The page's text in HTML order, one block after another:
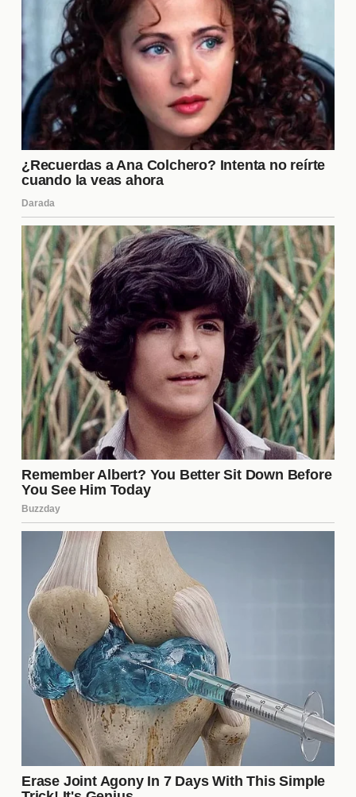
independientemente de su etapa de vida.
¿Cómo se manejan las
emociones en una relación
abierta?
Manejar lasemocionesen una relación abierta
puede ser un desafío, pero es fundamental para el
honesta es clave; las parejas deben sentirse
cómodas expresando sus sentimientos, ya sean de
alegría, celos o inseguridad. Practicar la empatía y
el apoyo mutuo también es esencial, así como
establecer espacios seguros para discutir cualquier
inquietud que surja. Con el tiempo, muchos
encuentran que estas experiencias fortalecen su
conexión.
¿Es necesario tener reglas en
una relación abierta?
Sí, tenerreglas
es fundamental en una relación
abierta. Estas reglas ayudan a establecer límites
claros y a definir lo que es aceptable para cada
persona. Sin reglas, es fácil que surjan
malentendidos y conflictos. Las reglas pueden
incluir aspectos como el tipo de relaciones externas
permitidas, la frecuencia de encuentros y la forma
de comunicarse sobre estas interacciones. Revisar
y ajustar estas reglas con regularidad también es
recomendable para adaptarse a las necesidades
cambiantes de la pareja.
¿Las relaciones abiertas pueden
ser estables a largo plazo?
Definitivamente, lasrelaciones abiertaspueden